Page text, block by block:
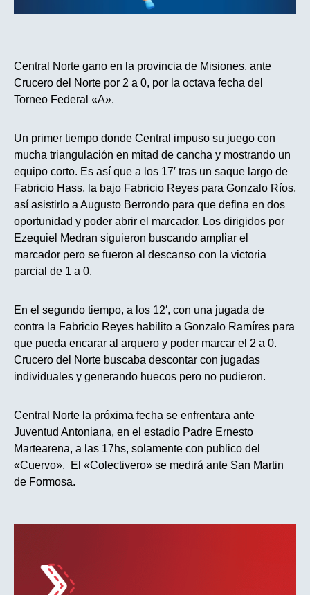
Central Norte gano en la provincia de Misiones, ante
Crucero del Norte por 2 a 0, por la octava fecha del
Torneo Federal «A».
Un primer tiempo donde Central impuso su juego con
mucha triangulación en mitad de cancha y mostrando un
equipo corto. Es así que a los 17′ tras un saque largo de
Fabricio Hass, la bajo Fabricio Reyes para Gonzalo Ríos,
así asistirlo a Augusto Berrondo para que defina en dos
oportunidad y poder abrir el marcador. Los dirigidos por
Ezequiel Medran siguieron buscando ampliar el
marcador pero se fueron al descanso con la victoria
parcial de 1 a 0.
En el segundo tiempo, a los 12′, con una jugada de
contra la Fabricio Reyes habilito a Gonzalo Ramíres para
que pueda encarar al arquero y poder marcar el 2 a 0.
Crucero del Norte buscaba descontar con jugadas
individuales y generando huecos pero no pudieron.
Central Norte la próxima fecha se enfrentara ante
Juventud Antoniana, en el estadio Padre Ernesto
Martearena, a las 17hs, solamente con publico del
«Cuervo». El «Colectivero» se medirá ante San Martin
de Formosa.